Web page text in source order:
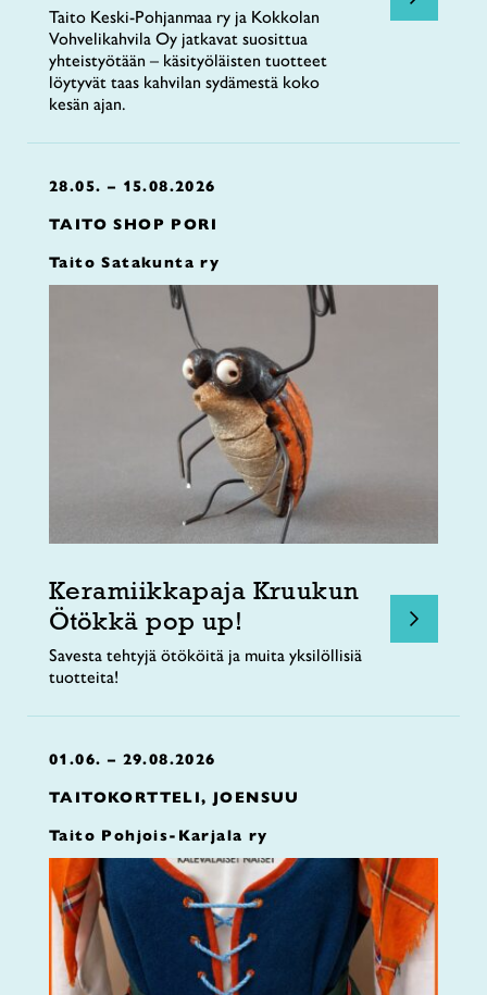
Taito Keski-Pohjanmaa ry ja Kokkolan
Vohvelikahvila Oy jatkavat suosittua
yhteistyötään – käsityöläisten tuotteet
löytyvät taas kahvilan sydämestä koko
kesän ajan.
28.05. – 15.08.2026
TAITO SHOP PORI
Taito Satakunta ry
Keramiikkapaja Kruukun
Ötökkä pop up!
Savesta tehtyjä ötököitä ja muita yksilöllisiä
tuotteita!
01.06. – 29.08.2026
TAITOKORTTELI, JOENSUU
Taito Pohjois-Karjala ry